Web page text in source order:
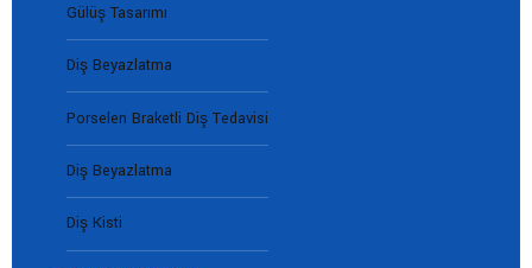
Gülüş Tasarımı
Diş Beyazlatma
Porselen Braketli Diş Tedavisi
Diş Beyazlatma
Diş Kisti